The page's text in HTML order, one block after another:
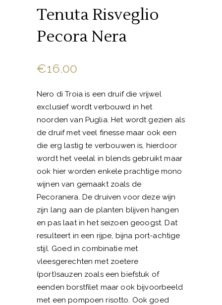
Tenuta Risveglio
Pecora Nera
€16.00
Nero di Troia is een druif die vrijwel
exclusief wordt verbouwd in het
noorden van Puglia. Het wordt gezien als
de druif met veel finesse maar ook een
die erg lastig te verbouwen is, hierdoor
wordt het veelal in blends gebruikt maar
ook hier worden enkele prachtige mono
wijnen van gemaakt zoals de
Pecoranera. De druiven voor deze wijn
zijn lang aan de planten blijven hangen
en pas laat in het seizoen geoogst. Dat
resulteert in een rijpe, bijna port-achtige
stijl. Goed in combinatie met
vleesgerechten met zoetere
(port)sauzen zoals een biefstuk of
eenden borstfilet maar ook bijvoorbeeld
met een pompoen risotto. Ook goed